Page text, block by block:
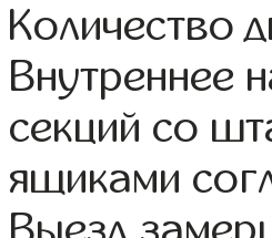
Количество
Внутреннее
секций со
ящиками